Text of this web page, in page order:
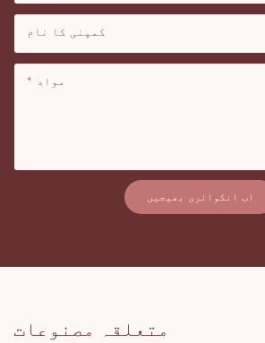
کمپنی کا نام
مواد
اب انکوائری بھیجیں
متعلقہ مصنوعات